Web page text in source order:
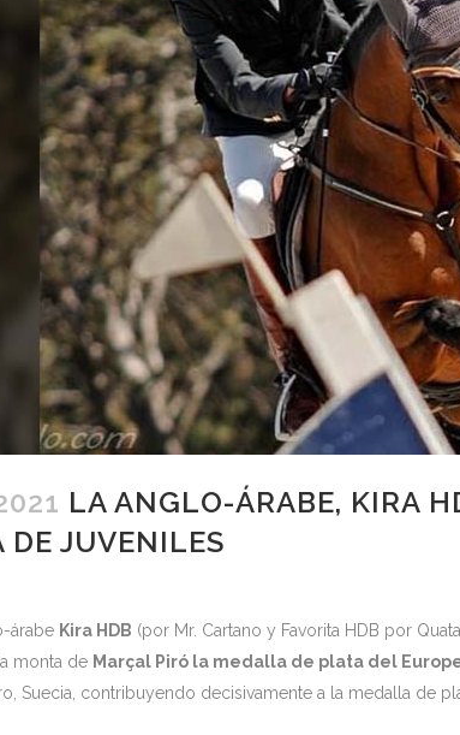
LA ANGLO-ÁRABE, KIRA
DE JUVENILES
árabe Kira HDB (por Mr. Cartano y Favorita HDB por
monta de Marçal Piró la medalla de plata del
Suecia, contribuyendo decisivamente a la medalla de